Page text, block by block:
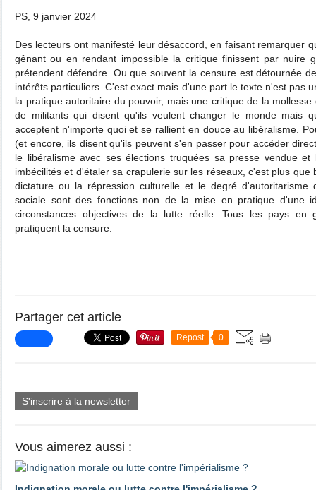
PS, 9 janvier 2024
Des lecteurs ont manifesté leur désaccord, en faisant remarquer
gênant ou en rendant impossible la critique finissent par nuire
prétendent défendre. Ou que souvent la censure est détournée
intérêts particuliers. C'est exact mais d'une part le texte n'est pas
la pratique autoritaire du pouvoir, mais une critique de la
de militants qui disent qu'ils veulent changer le monde mais
acceptent n'importe quoi et se rallient en douce au libéralisme.
(et encore, ils disent qu'ils peuvent s'en passer pour accéder
le libéralisme avec ses élections truquées sa presse vendue
imbécilités et d'étaler sa crapulerie sur les réseaux, c'est plus que
dictature ou la répression culturelle et le degré d'autoritarisme
sociale sont des fonctions non de la mise en pratique d'une
circonstances objectives de la lutte réelle. Tous les pays en
pratiquent la censure.
Partager cet article
Repost 0
S'inscrire à la newsletter
Vous aimerez aussi :